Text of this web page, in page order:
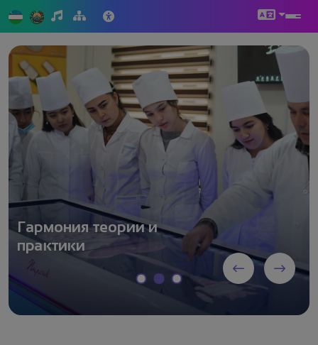
Самаркандский
Современный новый
учебный корпус
Самаркандского
государственного
медицинского
университета